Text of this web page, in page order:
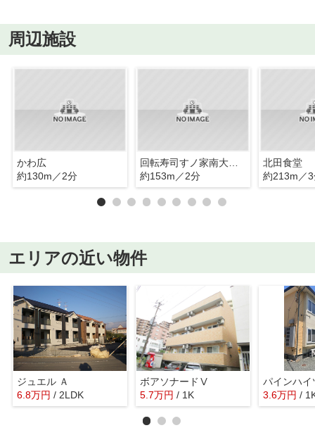
周辺施設
かわ広
約130m／2分
回転寿司すノ家南大通店
約153m／2分
北田食堂
約213m／
エリアの近い物件
ジュエル Ａ
6.8万円 / 2LDK
ボアソナードⅤ
5.7万円 / 1K
パインハイ
3.6万円 /